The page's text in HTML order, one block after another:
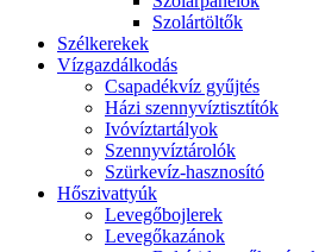
Szolártöltők
Szélkerekek
Vízgazdálkodás
Csapadékvíz gyűjtés
Házi szennyvíztisztítók
Ivóvíztartályok
Szennyvíztárolók
Szürkevíz-hasznosító
Hőszivattyúk
Levegőbojlerek
Levegőkazánok